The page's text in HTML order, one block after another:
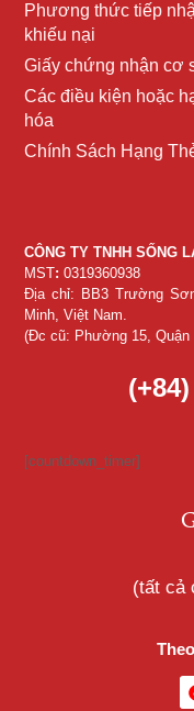
Phương thức tiếp
khiếu nại
Giấy chứng nhận cơ
Các điều kiện hoặc
hóa
Chính Sách Hạng
CÔNG TY TNHH SỐNG
MST: 0319360938
Địa chỉ: BB3 Trường
Minh, Việt Nam.
(Đc cũ: Phường 15, Quận
[countdown_timer]
(tất cả